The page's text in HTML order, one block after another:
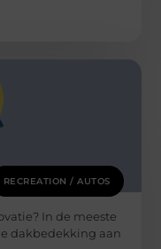
RECREATION / AUTOS
In de meeste
dakbedekking aan